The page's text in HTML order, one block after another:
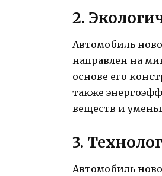
2.
Автомобиль
направлен на
основе его
также
веществ и
3.
Автомобиль